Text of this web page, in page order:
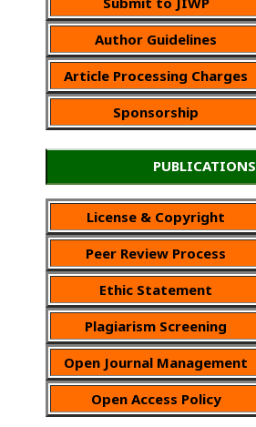
Author Guidelines
Article Processing Charges
Sponsorship
PUBLICATIONS
License & Copyright
Peer Review Process
Ethic Statement
Plagiarism Screening
Open Journal Management
Open Access Policy